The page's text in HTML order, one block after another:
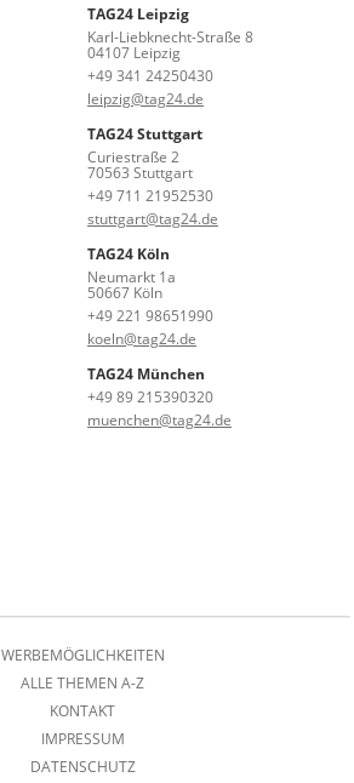
TAG24 Leipzig
Karl-Liebknecht-Straße 8
04107 Leipzig
+49 341 24250430
leipzig@tag24.de
TAG24 Stuttgart
Curiestraße 2
70563 Stuttgart
+49 711 21952530
stuttgart@tag24.de
TAG24 Köln
Neumarkt 1a
50667 Köln
+49 221 98651990
koeln@tag24.de
TAG24 München
+49 89 215390320
muenchen@tag24.de
WERBEMÖGLICHKEITEN
ALLE THEMEN A-Z
KONTAKT
IMPRESSUM
DATENSCHUTZ